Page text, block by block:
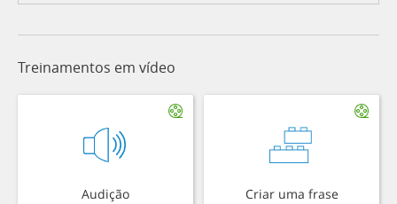
Treinamentos em vídeo
Audição Criar uma frase